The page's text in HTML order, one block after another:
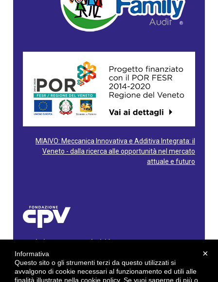
MIAIVO: Meccanica Innovativa e Additiva Integrata: il
Veneto - dalla ricerca alle opportunità nel mercato
attuale e futuro
Fondazione Centro Produttività Veneto
Via Gioacchino Rossini, 60 - 36100 Vicenza - Italy
Tel. 0444/960500 - Fax 0444/1932220
C.F. e P. IVA: 02429800242
×
Informativa
Questo sito o gli strumenti terzi da questo utilizzati si
avvalgono di cookie necessari al funzionamento ed utili alle
finalità illustrate nella cookie policy. Se vuoi saperne di più o